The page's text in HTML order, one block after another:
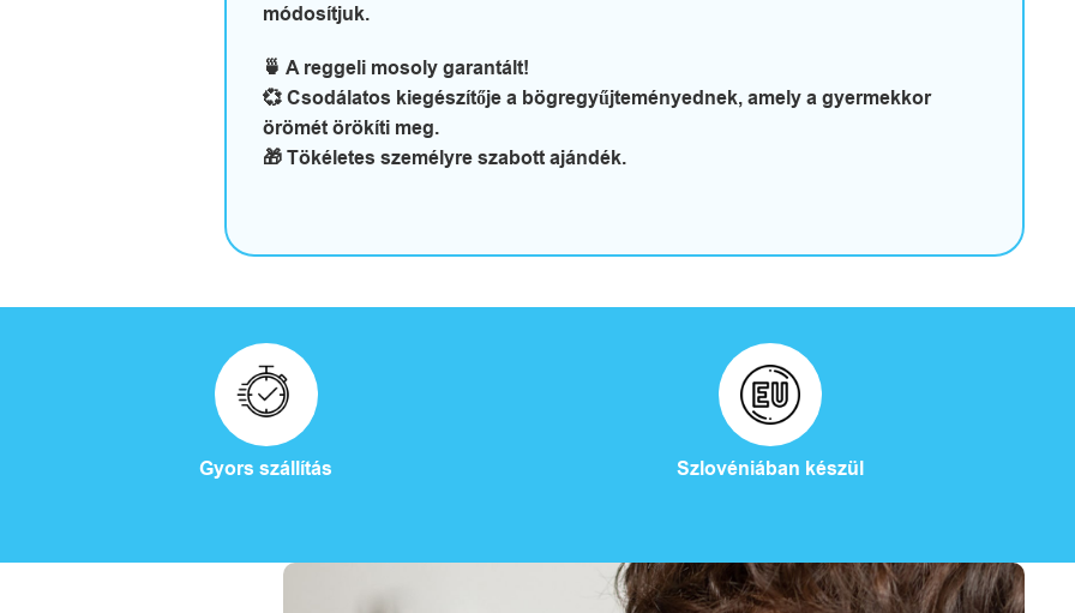
módosítjuk.
🍵 A reggeli mosoly garantált!
💞 Csodálatos kiegészítője a bögregyűjteményednek, amely a gyermekkor
örömét örökíti meg.
🎁 Tökéletes személyre szabott ajándék.
Gyors szállítás Szlovéniában készül